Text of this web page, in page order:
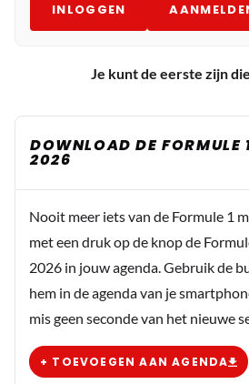
INLOGGEN
Je kunt de eerste zijn
DOWNLOAD DE FORMULE
2026
Nooit meer iets van de Formule 1
met een druk op de knop de
2026 in jouw agenda. Gebruik de
hem in de agenda van je
mis geen seconde van het nieuwe
+ TOEVOEGEN AAN AGENDA